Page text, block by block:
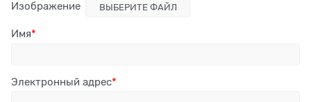
Изображение ВЫБЕРИТЕ ФАЙЛ
Имя
Электронный адрес